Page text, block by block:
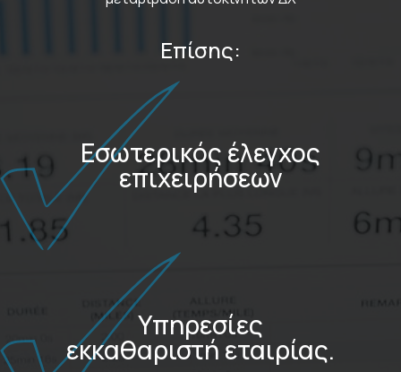
Επίσης:
Εσωτερικός έλεγχος
επιχειρήσεων
Υπηρεσίες
εκκαθαριστή εταιρίας.